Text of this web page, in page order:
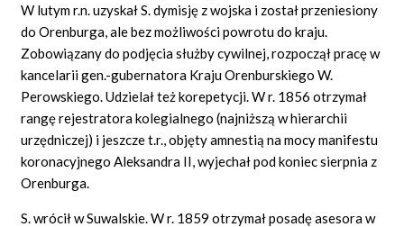
W lutym r.n. uzyskał S. dymisję z wojska i został przeniesiony
do Orenburga, ale bez możliwości powrotu do kraju.
Zobowiązany do podjęcia służby cywilnej, rozpoczął pracę w
kancelarii gen.-gubernatora Kraju Orenburskiego W.
Perowskiego. Udzielał też korepetycji. W r. 1856 otrzymał
rangę rejestratora kolegialnego (najniższą w hierarchii
urzędniczej) i jeszcze t.r., objęty amnestią na mocy manifestu
koronacyjnego Aleksandra II, wyjechał pod koniec sierpnia z
Orenburga.
S. wrócił w Suwalskie. W r. 1859 otrzymał posadę asesora w